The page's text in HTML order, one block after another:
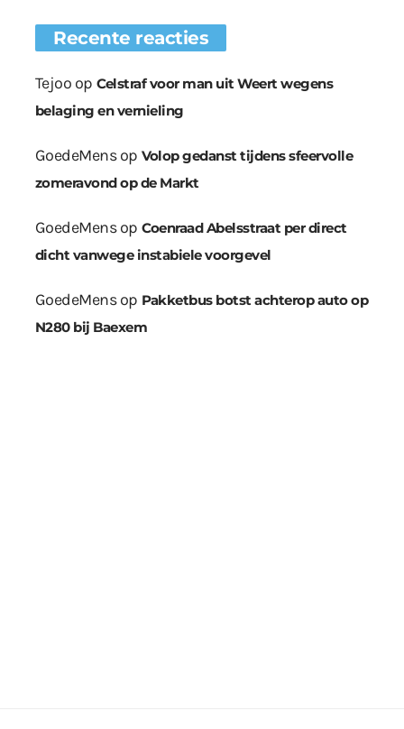
Recente reacties
Tejoo op Celstraf voor man uit Weert wegens
belaging en vernieling
GoedeMensop Volop gedanst tijdens sfeervolle
zomeravond op de Markt
GoedeMensop Coenraad Abelsstraat per direct
dicht vanwege instabiele voorgevel
GoedeMensop Pakketbus botst achterop auto op
N280 bij Baexem